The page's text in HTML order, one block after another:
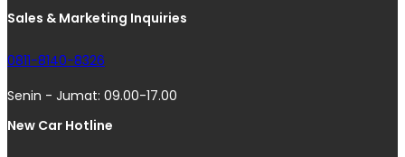
Sales & Marketing Inquiries
0811-8140-8326
Senin - Jumat: 09.00-17.00
New Car Hotline